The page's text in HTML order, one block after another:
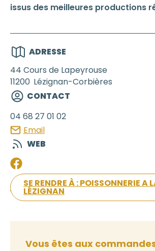
issus des meilleures productions
ADRESSE
44 Cours de Lapeyrouse
11200 Lézignan-Corbières
CONTACT
04 68 27 01 02
Email
WEB
SE RENDRE À : POISSONNERIE A
LÉZIGNAN
Vous êtes aux